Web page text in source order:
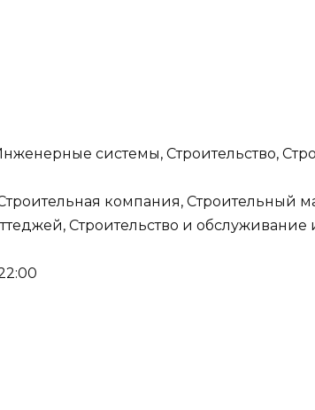
системы, Строительство,
компания, Строительный
Строительство и обслуживание